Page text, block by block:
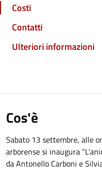
Costi
Contatti
Ulteriori informazioni
Cos'è
Sabato 13 settembre, alle
arborense si inaugura
da Antonello Carboni e